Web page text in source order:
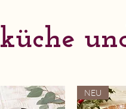
NEU